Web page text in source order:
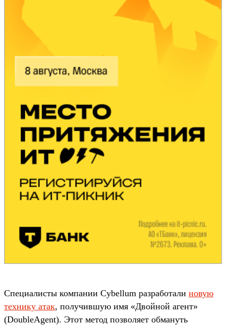
Специалисты компании Cybellum разработали новую
технику атак, получившую имя «Двойной агент»
(DoubleAgent). Этот метод позволяет обмануть